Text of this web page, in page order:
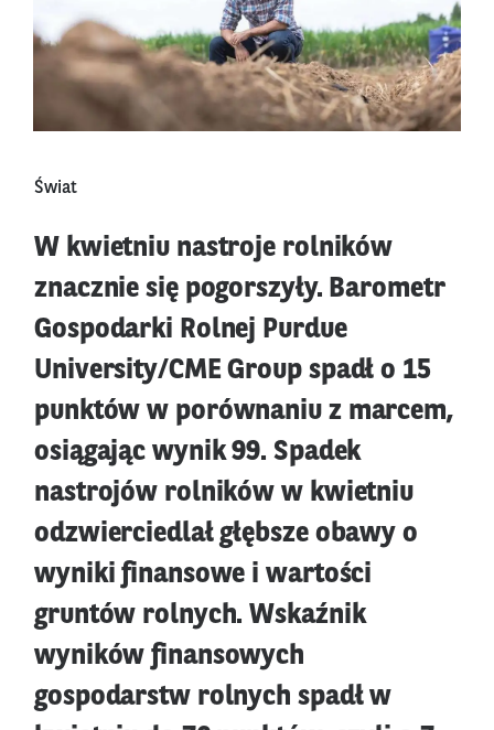
Świat
W kwietniu nastroje rolników
znacznie się pogorszyły. Barometr
Gospodarki Rolnej Purdue
University/CME Group spadł o 15
punktów w porównaniu z marcem,
osiągając wynik 99. Spadek
nastrojów rolników w kwietniu
odzwierciedlał głębsze obawy o
wyniki finansowe i wartości
gruntów rolnych. Wskaźnik
wyników finansowych
gospodarstw rolnych spadł w